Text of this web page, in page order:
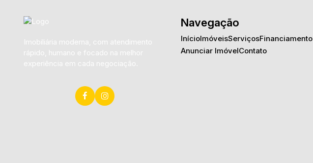
Imobiliária moderna, com atendimento
rápido, humano e focado na melhor
experiência em cada negociação.
Navegação
InícioImóveisServiçosFinanciamento
Anunciar ImóvelContato